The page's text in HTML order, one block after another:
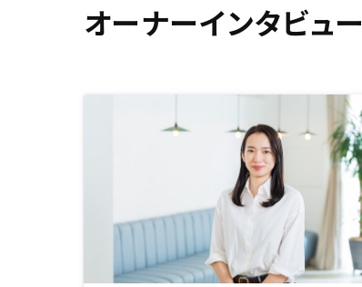
オーナーインタビュー